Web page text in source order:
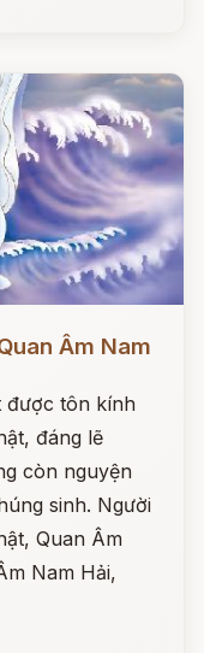
Âm Nam
được tôn kính
đáng lẽ
còn nguyện
sinh. Người
Quan Âm
Nam Hải,